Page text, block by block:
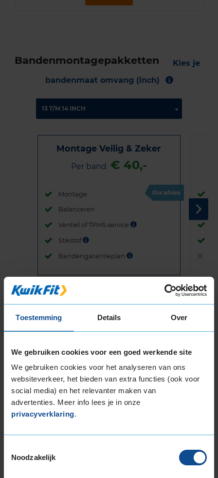
Toestemming Details Over
We gebruiken cookies voor een goed werkende site
We gebruiken cookies voor het analyseren van ons
websiteverkeer, het bieden van extra functies (ook voor
social media) en het relevanter maken van
advertenties. Meer info lees je in onze
privacyverklaring.
Noodzakelijk
Bandenmontagepakketten
Kies je
bandenmaat omvang (inch)
Montage Veilig & Zeker
Per band € 40,-
Montage
Balanceren
Ventiel of TPMS service
Stikstof
Bandengarantieplan
Item
Beschikbare bandenmaten
16-inch banden
195/55R16 87H
195/55R16 87V
195/60R16 89H